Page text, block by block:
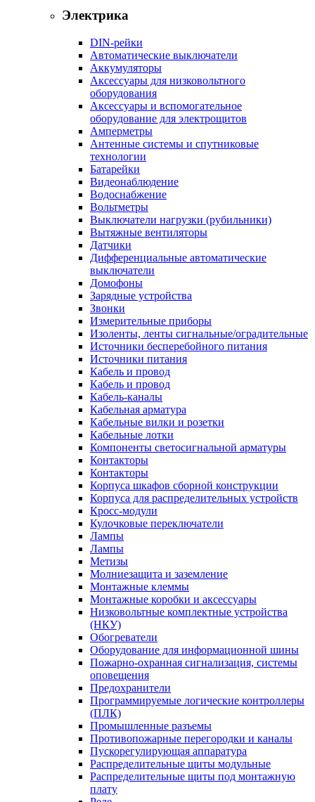
Электрика
DIN-рейки
Автоматические выключатели
Аккумуляторы
Аксессуары для низковольтного
оборудования
Аксессуары и вспомогательное
оборудование для электрощитов
Амперметры
Антенные системы и спутниковые
технологии
Батарейки
Видеонаблюдение
Водоснабжение
Вольтметры
Выключатели нагрузки (рубильники)
Вытяжные вентиляторы
Датчики
Дифференциальные автоматические
выключатели
Домофоны
Зарядные устройства
Звонки
Измерительные приборы
Изоленты, ленты сигнальные/оградительные
Источники бесперебойного питания
Источники питания
Кабель и провод
Кабель и провод
Кабель-каналы
Кабельная арматура
Кабельные вилки и розетки
Кабельные лотки
Компоненты светосигнальной арматуры
Контакторы
Контакторы
Корпуса шкафов сборной конструкции
Корпуса для распределительных устройств
Кросс-модули
Кулочковые переключатели
Лампы
Лампы
Метизы
Молниезащита и заземление
Монтажные клеммы
Монтажные коробки и аксессуары
Низковольтные комплектные устройства
(НКУ)
Обогреватели
Оборудование для информационной шины
Пожарно-охранная сигнализация, системы
оповещения
Предохранители
Программируемые логические контроллеры
(ПЛК)
Промышленные разъемы
Противопожарные перегородки и каналы
Пускорегулирующая аппаратура
Распределительные щиты модульные
Распределительные щиты под монтажную
плату